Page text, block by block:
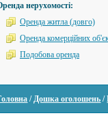
нерухомості:
Оренда житла (довго)
Оренда комерційних
Подобова оренда
/Дошка оголошень /